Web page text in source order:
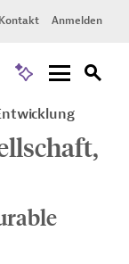
Kontakt Anmelden